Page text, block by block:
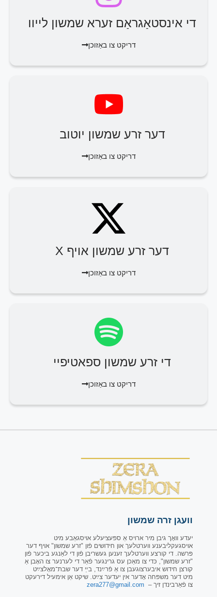
די אינסטאַגראַם זערא שמשון לייוו
דריקט צו באַזוכן
דער זרע שמשון יוטוב
דריקט צו באַזוכן
דער זרע שמשון אויף X
דריקט צו באַזוכן
די זרע שמשון ספאטיפיי
דריקט צו באַזוכן
וועגן זרה שמשון
יעדע וואָך גיבן מיר ארויס אַ ספּעציעלע אויסגאַבע מיט
אויסגעקליבענע ווערטלעך און חידושים פֿון "זרע שמשון" אויף דער
פּרשה. די קורצע ווערטלעך זענען געשריבן פֿון די לאַנגע ביכער פֿון
"זרע שמשון", כּדי צו מאַכן עס גרינגער פֿאַר די לערנער צו האָבן אַ
קורצן חידוש איבערצוגעבן צו אַ פֿרײַנד, בײַ דער שבת־מאָלצײַט
מיט דער משפּחה אָדער אין יעדער צײַט. שיקט אַן אימעיל דירעקט
צו פֿאַרבינדן זיך – zera277@gmail.com